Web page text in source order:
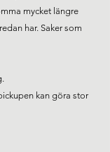
mycket längre
har. Saker som
kan göra stor